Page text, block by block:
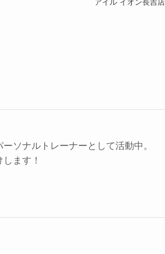
アイル イオン長吉店
ソナルトレーナーとして活動中。
ます！